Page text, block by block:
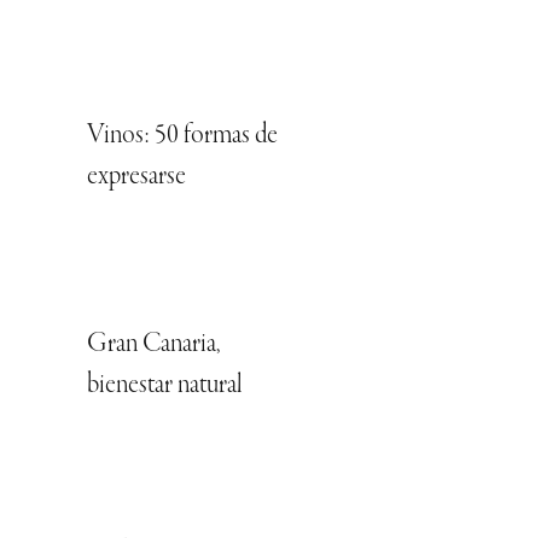
Vinos: 50 formas de
expresarse
Gran Canaria,
bienestar natural